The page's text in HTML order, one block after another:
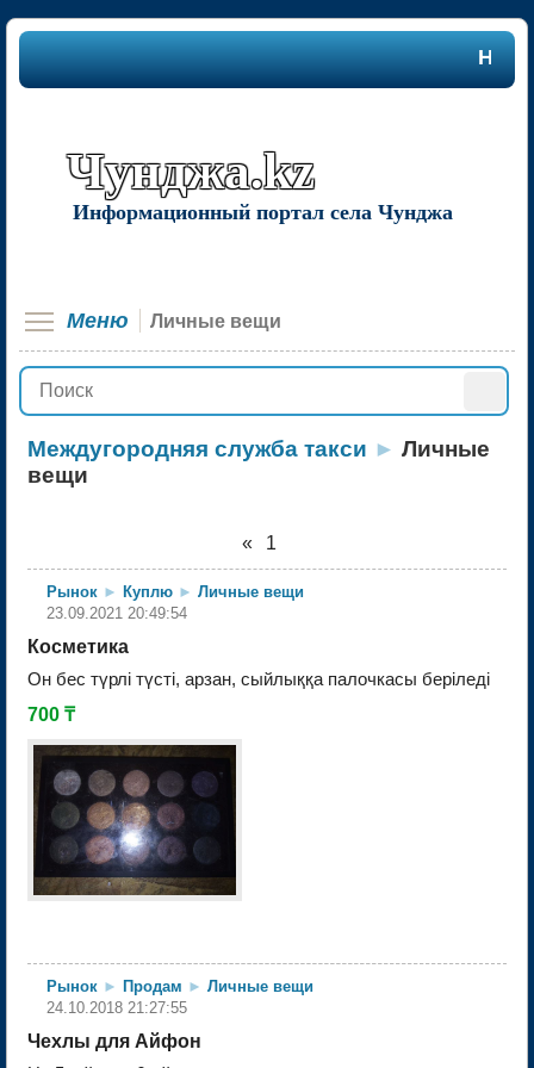
Наша
Чунджа.kz
Информационный портал села Чунджа
Меню Личные вещи
Междугородняя служба такси ► Личные
вещи
« 1
Рынок ► Куплю ► Личные вещи
23.09.2021 20:49:54
Косметика
Он бес түрлі түсті, арзан, сыйлыққа палочкасы беріледі
700 ₸
Рынок ► Продам ► Личные вещи
24.10.2018 21:27:55
Чехлы для Айфон